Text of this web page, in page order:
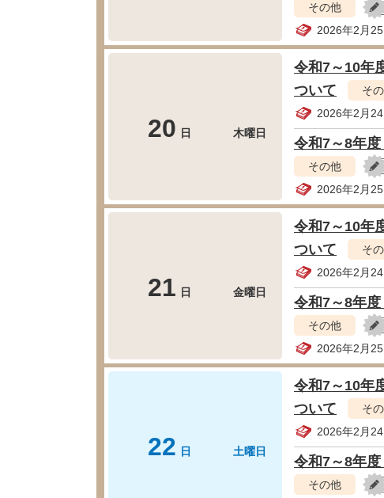
その他
2026年2月
20 日 木曜日
令和7～10年
ついて
そ
2026年2月
令和7～8年
その他
2026年2月
21 日 金曜日
令和7～10年
ついて
そ
2026年2月
令和7～8年
その他
2026年2月
22 日 土曜日
令和7～10年
ついて
そ
2026年2月
令和7～8年
その他